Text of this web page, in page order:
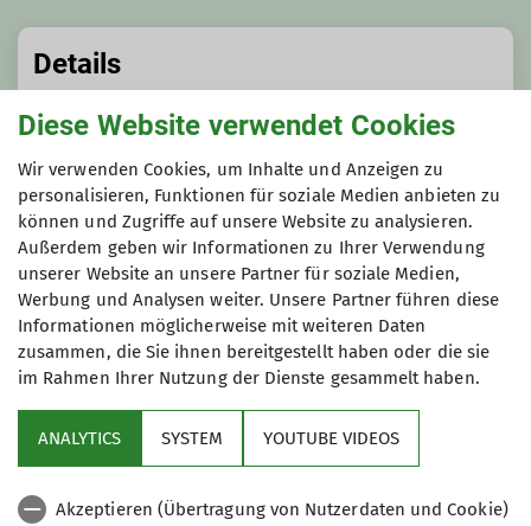
Details
Termindetails
Do. 24.04.2025
Gruppe
Bergsteigergruppe Balingen
Diese Website verwendet Cookies
Wir verwenden Cookies, um Inhalte und Anzeigen zu
personalisieren, Funktionen für soziale Medien anbieten zu
können und Zugriffe auf unsere Website zu analysieren.
Außerdem geben wir Informationen zu Ihrer Verwendung
unserer Website an unsere Partner für soziale Medien,
Werbung und Analysen weiter. Unsere Partner führen diese
Informationen möglicherweise mit weiteren Daten
zusammen, die Sie ihnen bereitgestellt haben oder die sie
im Rahmen Ihrer Nutzung der Dienste gesammelt haben.
ANALYTICS SYSTEM YOUTUBE VIDEOS
Akzeptieren (Übertragung von Nutzerdaten und Cookie)